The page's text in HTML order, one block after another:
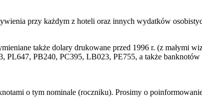
przy każdym z hoteli oraz innych wydatków
także dolary drukowane przed 1996 r. (z małymi
PB240, PC395, LB023, PE755, a także
o tym nominale (roczniku). Prosimy o